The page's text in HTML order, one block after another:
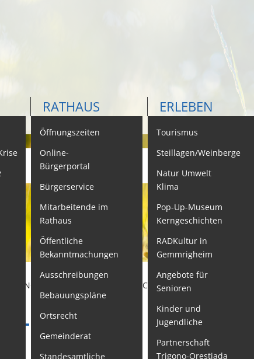
Kindertageseinrichtungen
Schulkindbetreuung
Grundschule
RATHAUS
Öffnungszeiten
Kontakt
Online-
Bürgerportal
Bürgerservice
Behördenwegweiser
Lebenslagen
Leistungen -
Service BW
Neubürgerinfos
Formulare
Mängelmeldung
Winterdienst
Mitarbeitende im
Rathaus
Öffentliche
Bekanntmachungen
Ausschreibungen
Bebauungspläne
Ortsrecht
Gemeinderat
Standesamtliche
ERLEBEN
Tourismus
Steillagen/Weinberge
Natur Umwelt
Klima
Pop-Up-Museum
Kerngeschichten
RADKultur in
Gemmrigheim
Angebote für
Senioren
Kinder und
Jugendliche
Partnerschaft
Trigono-Orestiada
BILDUNGSABSCHLÜSSE FACHHOCHSCHULREIFE